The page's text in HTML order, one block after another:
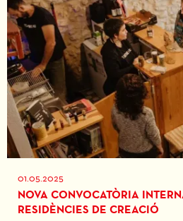
01.05.2025
NOVA CONVOCATÒRIA
RESIDÈNCIES DE CREACIÓ